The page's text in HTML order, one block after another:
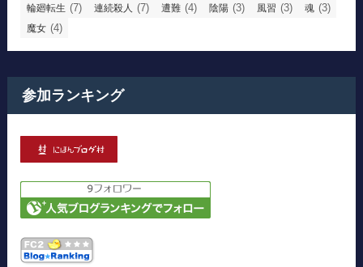
輪廻転生 (7) 連続殺人 (7) 遭難 (4) 陰陽 (3) 風習 (3) 魂 (3)
魔女 (4)
参加ランキング